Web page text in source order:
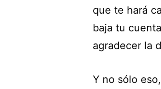
que te hará
baja tu
agradecer la
Y no sólo